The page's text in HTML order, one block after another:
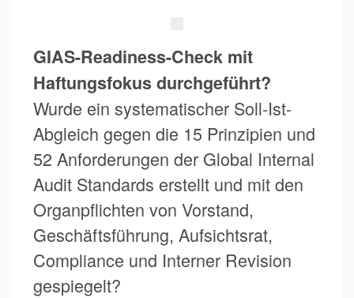
GIAS-Readiness-Check mit
Haftungsfokus durchgeführt?
Wurde ein systematischer Soll-Ist-
Abgleich gegen die 15 Prinzipien und
52 Anforderungen der Global Internal
Audit Standards erstellt und mit den
Organpflichten von Vorstand,
Geschäftsführung, Aufsichtsrat,
Compliance und Interner Revision
gespiegelt?